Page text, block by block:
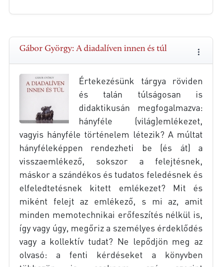
Gábor György: A diadalíven innen és túl
Értekezésünk tárgya röviden
és talán túlságosan is
didaktikusán megfogalmazva:
hányféle (világ)emlékezet,
vagyis hányféle történelem létezik? A múltat
hányféleképpen rendezheti be (és át) a
visszaemlékező, sokszor a felejtésnek,
máskor a szándékos és tudatos feledésnek és
elfeledtetésnek kitett emlékezet? Mit és
miként felejt az emlékező, s mi az, amit
minden memotechnikai erőfeszítés nélkül is,
így vagy úgy, megőriz a személyes érdeklődés
vagy a kollektív tudat? Ne lepődjön meg az
olvasó: a fenti kérdéseket a könyvben